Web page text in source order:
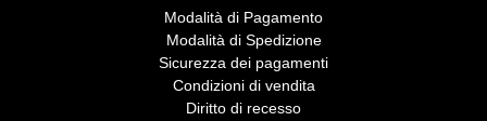
Modalità di Pagamento
Modalità di Spedizione
Sicurezza dei pagamenti
Condizioni di vendita
Diritto di recesso